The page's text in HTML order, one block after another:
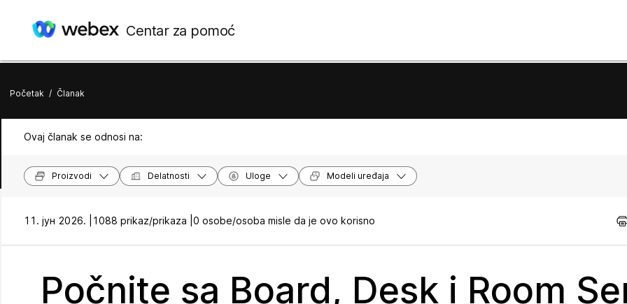
Centar za pomoć
Početak / Članak
Ovaj članak se odnosi na:
Proizvodi Delatnosti Uloge Modeli uređaja
11. јун 2026. | 1088 prikaz/prikaza | 0 osobe/osoba misle da je ovo korisno
Počnite sa Board, Desk i Room